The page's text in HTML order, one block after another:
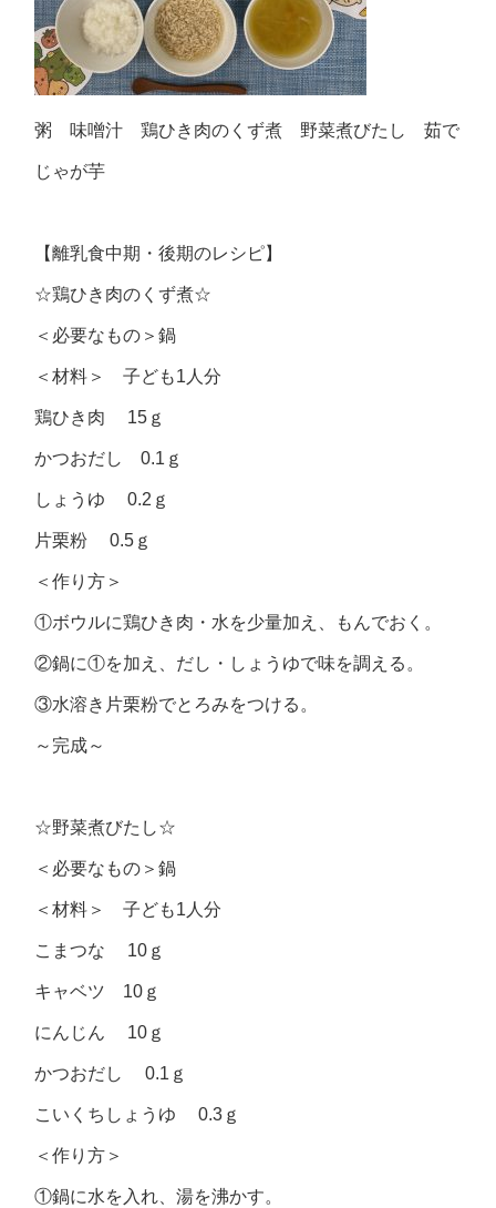
粥 味噌汁 鶏ひき肉のくず煮 野菜煮びたし 茹で
じゃが芋
【離乳食中期・後期のレシピ】
☆鶏ひき肉のくず煮☆
＜必要なもの＞鍋
＜材料＞ 子ども1人分
鶏ひき肉 15ｇ
かつおだし 0.1ｇ
しょうゆ 0.2ｇ
片栗粉 0.5ｇ
＜作り方＞
①ボウルに鶏ひき肉・水を少量加え、もんでおく。
②鍋に①を加え、だし・しょうゆで味を調える。
③水溶き片栗粉でとろみをつける。
～完成～
☆野菜煮びたし☆
＜必要なもの＞鍋
＜材料＞ 子ども1人分
こまつな 10ｇ
キャベツ 10ｇ
にんじん 10ｇ
かつおだし 0.1ｇ
こいくちしょうゆ 0.3ｇ
＜作り方＞
①鍋に水を入れ、湯を沸かす。